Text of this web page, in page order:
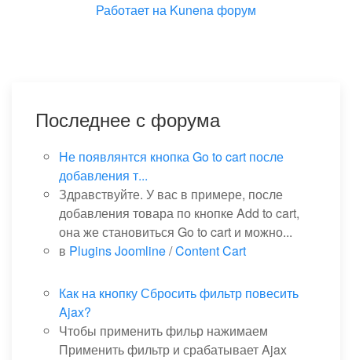
Работает на Kunena форум
Последнее с форума
Не появлянтся кнопка Go to cart после
добавления т...
Здравствуйте. У вас в примере, после
добавления товара по кнопке Add to cart,
она же становиться Go to cart и можно...
в Plugins Joomline/Content Cart
Как на кнопку Сбросить фильтр повесить
Ajax?
Чтобы применить фильр нажимаем
Применить фильтр и срабатывает Ajax